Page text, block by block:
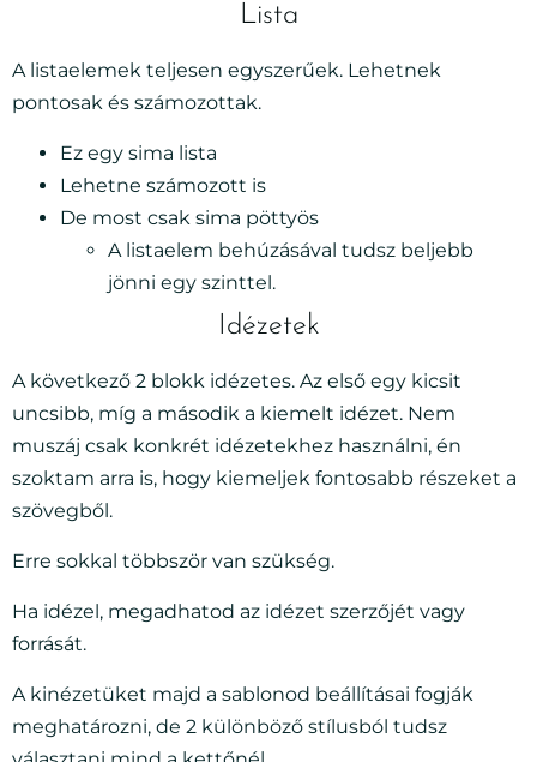
Lista
A listaelemek teljesen egyszerűek. Lehetnek
pontosak és számozottak.
Ez egy sima lista
Lehetne számozott is
De most csak sima pöttyös
A listaelem behúzásával tudsz beljebb
jönni egy szinttel.
Idézetek
A következő 2 blokk idézetes. Az első egy kicsit
uncsibb, míg a második a kiemelt idézet. Nem
muszáj csak konkrét idézetekhez használni, én
szoktam arra is, hogy kiemeljek fontosabb részeket a
szövegből.
Erre sokkal többször van szükség.
Ha idézel, megadhatod az idézet szerzőjét vagy
forrását.
A kinézetüket majd a sablonod beállításai fogják
meghatározni, de 2 különböző stílusból tudsz